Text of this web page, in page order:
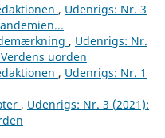
, Udenrigs: Nr. 3
, Udenrigs: Nr.
uorden
, Udenrigs: Nr. 1
, Udenrigs: Nr. 3 (2021):